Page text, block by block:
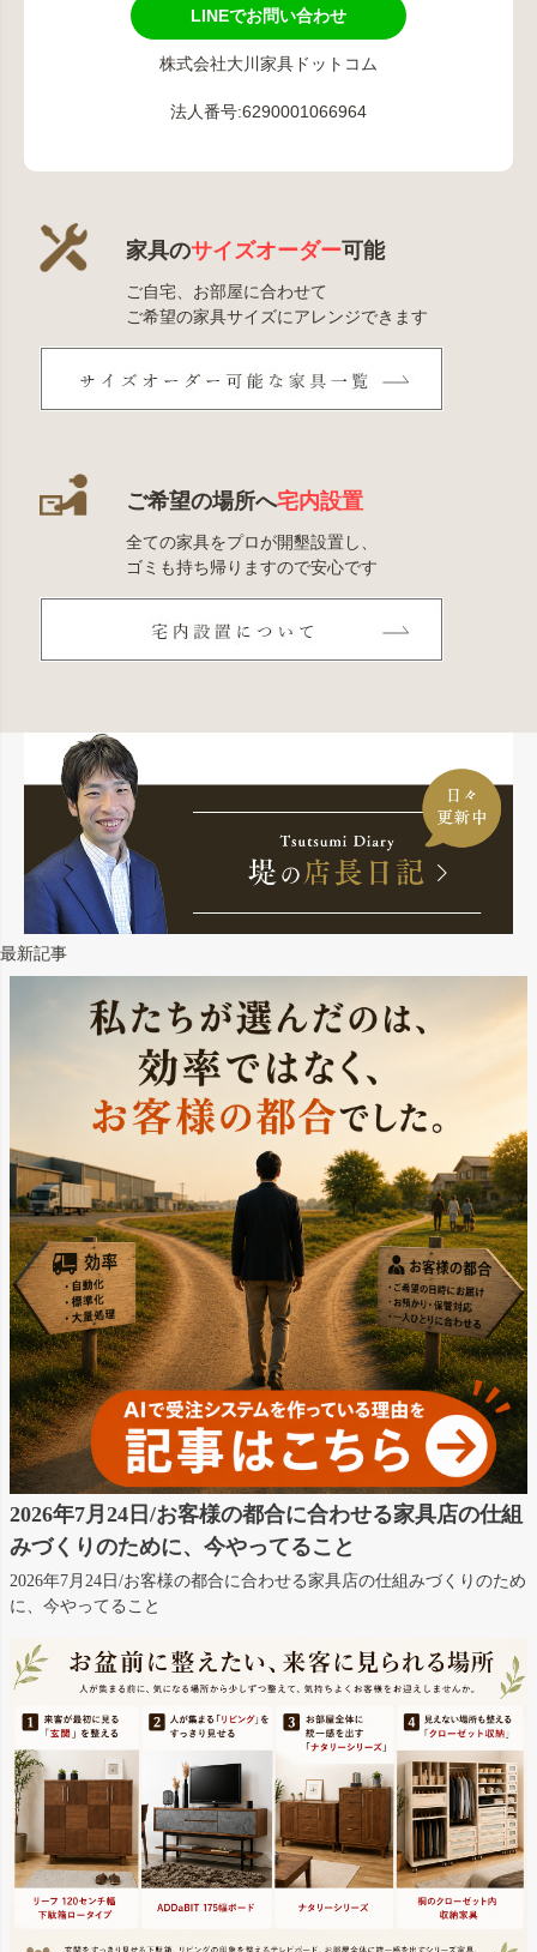
LINEでお問い合わせ
株式会社大川家具ドットコム
法人番号:6290001066964
家具のサイズオーダー可能
ご自宅、お部屋に合わせて
ご希望の家具サイズにアレンジできます
ご希望の場所へ宅内設置
全ての家具をプロが開墾設置し、
ゴミも持ち帰りますので安心です
最新記事
2026年7月24日/お客様の都合に合わせる家具店の仕組
みづくりのために、今やってること
2026年7月24日/お客様の都合に合わせる家具店の仕組みづくりのため
に、今やってること